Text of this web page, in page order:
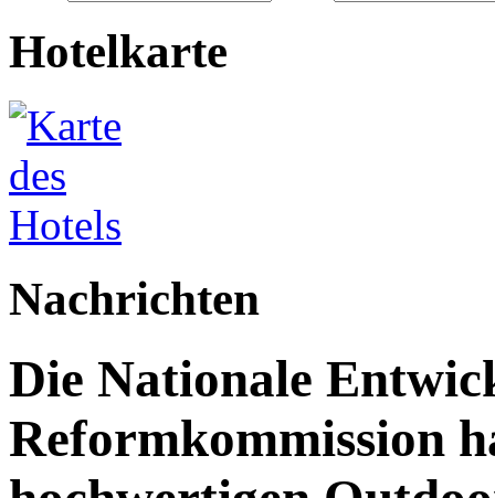
Hotelkarte
Nachrichten
Die Nationale
Reformkommission